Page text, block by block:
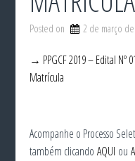
Posted on 2 de março
→ PPGCF 2019 – Edital Nº
Matrícula
Acompanhe o Processo
também clicandoAQUI ou